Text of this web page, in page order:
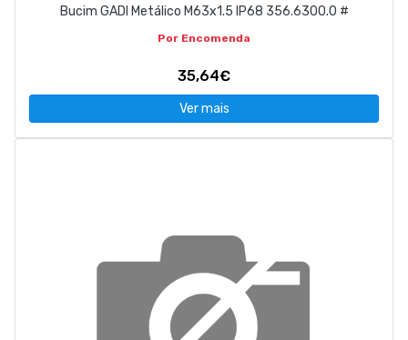
Bucim GADI Metálico M63x1.5 IP68 356.6300.0 #
Por Encomenda
35,64€
Ver mais